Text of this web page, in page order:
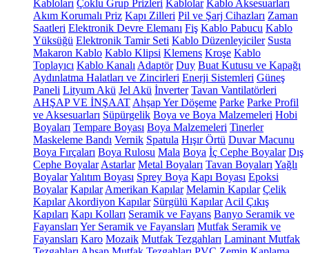
Kabloları Çoklu Grup Prizleri Kablolar Kablo Aksesuarları
Akım Korumalı Priz Kapı Zilleri Pil ve Şarj Cihazları Zaman
Saatleri Elektronik Devre Elemanı Fiş Kablo Pabucu Kablo
Yüksüğü Elektronik Tamir Seti Kablo Düzenleyiciler Susta
Makaron Kablo Kablo Klipsi Klemens Kroşe Kablo
Toplayıcı Kablo Kanalı Adaptör Duy Buat Kutusu ve Kapağı
Aydınlatma Halatları ve Zincirleri Enerji Sistemleri Güneş
Paneli Lityum Akü Jel Akü İnverter Tavan Vantilatörleri
AHŞAP VE İNŞAAT Ahşap Yer Döşeme Parke Parke Profil
ve Aksesuarları Süpürgelik Boya ve Boya Malzemeleri Hobi
Boyaları Tempare Boyası Boya Malzemeleri Tinerler
Maskeleme Bandı Vernik Spatula Hışır Örtü Duvar Macunu
Boya Fırçaları Boya Rulosu Mala Boya İç Cephe Boyalar Dış
Cephe Boyalar Astarlar Metal Boyaları Tavan Boyaları Yağlı
BoyalarYalıtım Boyası Sprey Boya Kapı Boyası Epoksi
Boyalar Kapılar Amerikan Kapılar Melamin Kapılar Çelik
Kapılar Akordiyon Kapılar Sürgülü Kapılar Acil Çıkış
Kapıları Kapı Kolları Seramik ve Fayans Banyo Seramik ve
Fayansları Yer Seramik ve Fayansları Mutfak Seramik ve
Fayansları Karo Mozaik Mutfak Tezgahları Laminant Mutfak